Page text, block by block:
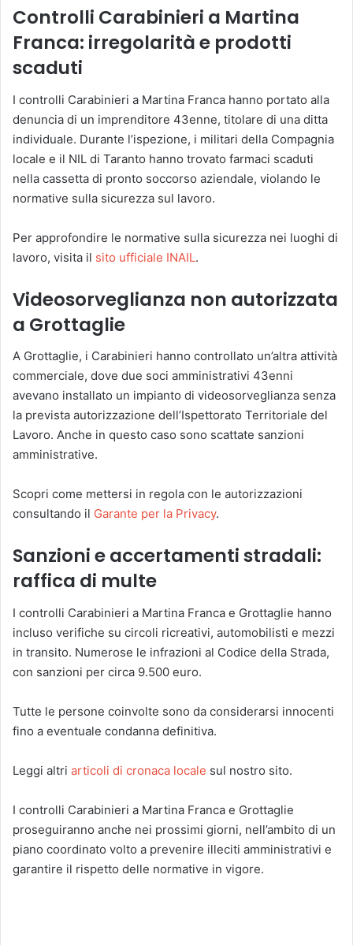
Controlli Carabinieri a Martina
Franca: irregolarità e prodotti
scaduti
I controlli Carabinieri a Martina Franca hanno portato alla
denuncia di un imprenditore 43enne, titolare di una ditta
individuale. Durante l’ispezione, i militari della Compagnia
locale e il NIL di Taranto hanno trovato farmaci scaduti
nella cassetta di pronto soccorso aziendale, violando le
normative sulla sicurezza sul lavoro.
Per approfondire le normative sulla sicurezza nei luoghi di
lavoro, visita il sito ufficiale INAIL.
Videosorveglianza non autorizzata
a Grottaglie
A Grottaglie, i Carabinieri hanno controllato un’altra attività
commerciale, dove due soci amministrativi 43enni
avevano installato un impianto di videosorveglianza senza
la prevista autorizzazione dell’Ispettorato Territoriale del
Lavoro. Anche in questo caso sono scattate sanzioni
amministrative.
Scopri come mettersi in regola con le autorizzazioni
consultando il Garante per la Privacy.
Sanzioni e accertamenti stradali:
raffica di multe
I controlli Carabinieri a Martina Franca e Grottaglie hanno
incluso verifiche su circoli ricreativi, automobilisti e mezzi
in transito. Numerose le infrazioni al Codice della Strada,
con sanzioni per circa 9.500 euro.
Tutte le persone coinvolte sono da considerarsi innocenti
fino a eventuale condanna definitiva.
Leggi altri articoli di cronaca locale sul nostro sito.
I controlli Carabinieri a Martina Franca e Grottaglie
proseguiranno anche nei prossimi giorni, nell’ambito di un
piano coordinato volto a prevenire illeciti amministrativi e
garantire il rispetto delle normative in vigore.